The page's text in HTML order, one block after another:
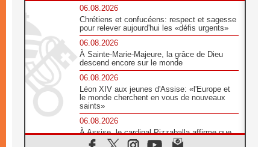
06.08.2026
Chrétiens et confucéens: respect et sagesse
pour relever aujourd'hui les «défis urgents»
06.08.2026
À Sainte-Marie-Majeure, la grâce de Dieu
descend encore sur le monde
06.08.2026
Léon XIV aux jeunes d'Assise: «l'Europe et
le monde cherchent en vous de nouveaux
saints»
06.08.2026
À Assise, le cardinal Pizzaballa affirme que
«les chrétiens veulent la paix»